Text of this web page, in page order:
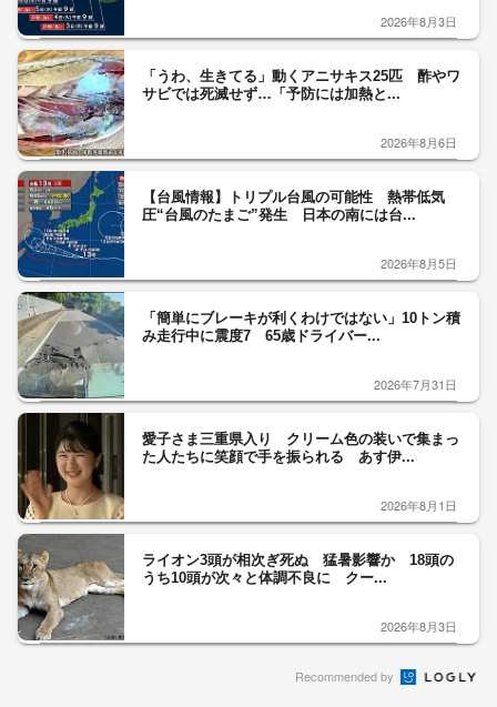
アクセスランキング
最新 24時間 週間
「ネパールは天国」蔵内議長の発言が波紋 維
新・吉村代表「福岡県議…
妻が自宅で不倫…20年以上も裏切られ続けた夫
が“間男”に請求した慰…
「うわ、生きてる」動くアニサキス25匹 酢や
ワサビでは死滅せず…「…
【台風情報】ダブル台風の今後の進路予想は
台風13号は8日（土）にか…
「品切れ前に買うと満足感」集英社オンライン
ショップで“43億円分”…
「集英社に恨みはない」ストレス発散で“43億
円超”のジャンプグッズ…
“ネパールは天国”発言の蔵内氏 海外出張の内
容を説明「心の豊かさ…
オンラインで注文とキャンセル繰り返し 総額
43億円か「品切れ前に購…